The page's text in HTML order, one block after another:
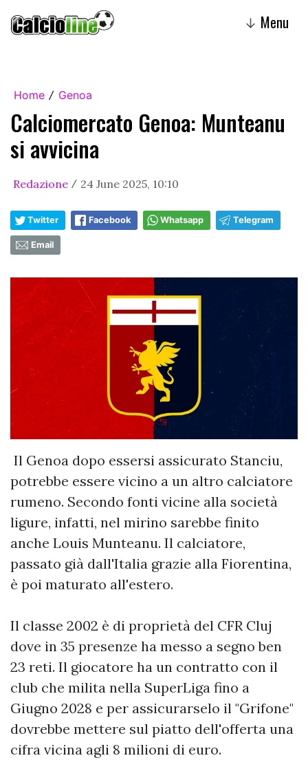
↓ Menu
Home / Genoa
Calciomercato Genoa: Munteanu
si avvicina
Redazione / 24 June 2025, 10:10
Twitter Facebook Whatsapp Telegram
Email
Il Genoa dopo essersi assicurato Stanciu,
potrebbe essere vicino a un altro calciatore
rumeno. Secondo fonti vicine alla società
ligure, infatti, nel mirino sarebbe finito
anche Louis Munteanu. Il calciatore,
passato già dall'Italia grazie alla Fiorentina,
è poi maturato all'estero.
Il classe 2002 è di proprietà del CFR Cluj
dove in 35 presenze ha messo a segno ben
23 reti. Il giocatore ha un contratto con il
club che milita nella SuperLiga fino a
Giugno 2028 e per assicurarselo il "Grifone"
dovrebbe mettere sul piatto dell'offerta una
cifra vicina agli 8 milioni di euro.